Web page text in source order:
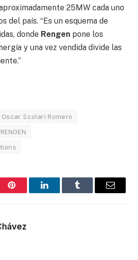
25MW cada uno
del país. “Es un esquema de
donde Rengen pone los
y una vez vendida divide las
Oscar Scolari Romero
RENGEN
Pinterest LinkedInTumblr Email